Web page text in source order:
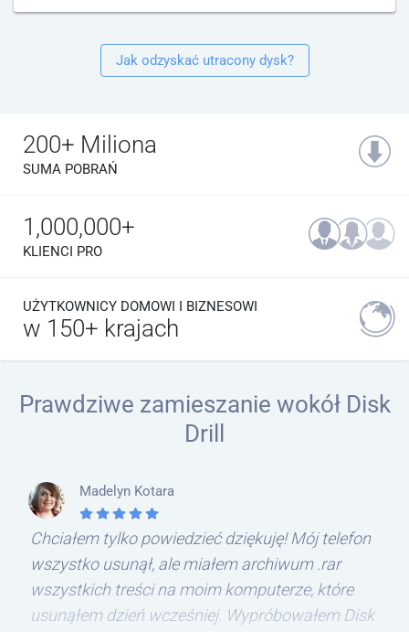
Jak odzyskać utracony dysk?
200+ Miliona
SUMA POBRAŃ
1,000,000+
KLIENCI PRO
UŻYTKOWNICY DOMOWI I BIZNESOWI
w 150+ krajach
Prawdziwe zamieszanie wokół Disk
Drill
Madelyn Kotara
Chciałem tylko powiedzieć dziękuję! Mój telefon
wszystko usunął, ale miałem archiwum .rar
wszystkich treści na moim komputerze, które
usunąłem dzień wcześniej. Wypróbowałem Disk